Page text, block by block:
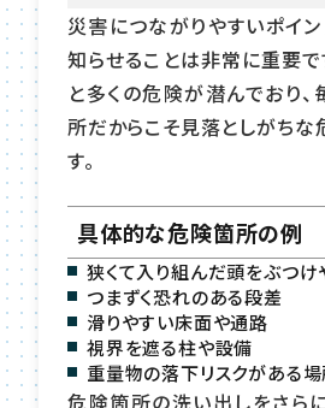
災害につながりやすいポイ
知らせることは非常に重要
と多くの危険が潜んでおり
所だからこそ見落としがちな
す。
具体的な危険箇所の例
狭くて入り組んだ頭をぶつ
つまずく恐れのある段差
滑りやすい床面や通路
視界を遮る柱や設備
重量物の落下リスクがある
危険箇所の洗い出しをさら